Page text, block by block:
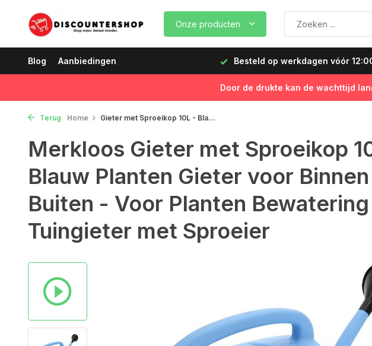
Onze producten
Blog Aanbiedingen
werkdagen vóór 12:00 uur, de volgende dag geleverd! Koop nu, betaal later
Door de drukte kan de wachttijd
Terug Home Gieter met Sproeikop 10L - Bla...
Merkloos Gieter met Sproeikop
Blauw Planten Gieter voor
Buiten - Voor Planten
Tuingieter met Sproeier